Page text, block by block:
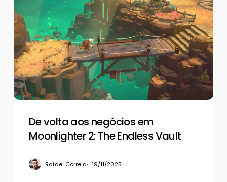
volta
aos
negócios
em
Moonlighter
2:
The
Endless
De volta aos negócios em
Moonlighter 2: The Endless Vault
Rafael Correia 19/11/2025